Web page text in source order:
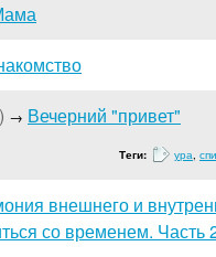
→ Вечерний "привет"
Теги: ура,
внешнего и
со временем. Часть